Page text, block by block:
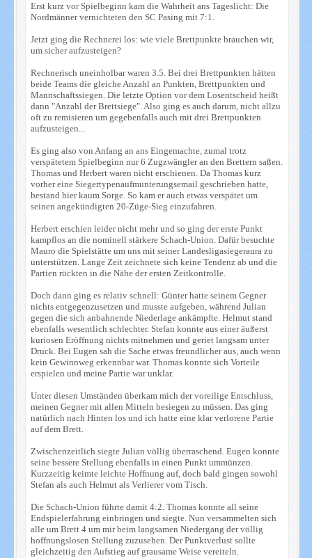
Erst kurz vor Spielbeginn kam die Wahrheit ans Tageslicht: Die
Nordmänner vernichteten den SC Pasing mit 7:1.
Jetzt ging die Rechnerei los: wie viele Brettpunkte brauchen wir,
um sicher aufzusteigen?
Rechnerisch uneinholbar waren 3.5. Bei drei Brettpunkten hätten
beide Teams die gleiche Anzahl an Punkten, Brettpunkten und
Mannschaftssiegen. Die letzte Option vor dem Losentscheid heißt
dann "Anzahl der Brettsiege". Also ging es auch darum, nicht allzu
oft zu remisieren um gegebenfalls auch mit drei Brettpunkten
aufzusteigen...
Es ging also von Anfang an ans Eingemachte, zumal trotz
verspätetem Spielbeginn nur 6 Zugzwängler an den Brettern saßen.
Thomas und Herbert waren nicht erschienen. Da Thomas kurz
vorher eine Siegertypenaufmunterungsemail geschrieben hatte,
bestand hier kaum Sorge. So kam er auch etwas verspätet um
seinen angekündigten 20-Züge-Sieg einzufahren.
Herbert erschien leider nicht mehr und so ging der erste Punkt
kampflos an die nominell stärkere Schach-Union. Dafür besuchte
Mauro die Spielstätte um uns mit seiner Landesligasiegeraura zu
unterstützen. Lange Zeit zeichnete sich keine Tendenz ab und die
Partien rückten in die Nähe der ersten Zeitkontrolle.
Doch dann ging es relativ schnell: Günter hatte seinem Gegner
nichts entgegenzusetzen und musste aufgeben, während Julian
gegen die sich anbahnende Niederlage ankämpfte. Helmut stand
ebenfalls wesentlich schlechter. Stefan konnte aus einer äußerst
kuriosen Eröffnung nichts mitnehmen und geriet langsam unter
Druck. Bei Eugen sah die Sache etwas freundlicher aus, auch wenn
kein Gewinnweg erkennbar war. Thomas konnte sich Vorteile
erspielen und meine Partie war unklar.
Unter diesen Umständen überkam mich der voreilige Entschluss,
meinen Gegner mit allen Mitteln besiegen zu müssen. Das ging
natürlich nach Hinten los und ich hatte eine klar verlorene Partie
auf dem Brett.
Zwischenzeitlich siegte Julian völlig überraschend. Eugen konnte
seine bessere Stellung ebenfalls in einen Punkt ummünzen.
Kurzzeitig keimte leichte Hoffnung auf, doch bald gingen sowohl
Stefan als auch Helmut als Verlierer vom Tisch.
Die Schach-Union führte damit 4:2. Thomas konnte all seine
Endspielerfahrung einbringen und siegte. Nun versammelten sich
alle um Brett 4 um mir beim langsamen Niedergang der völlig
hoffnungslosen Stellung zuzusehen. Der Punktverlust sollte
gleichzeitig den Aufstieg auf grausame Weise vereiteln.